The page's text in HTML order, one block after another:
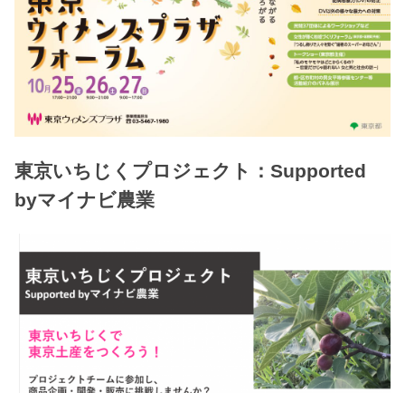
東京いちじくプロジェクト：Supported
byマイナビ農業